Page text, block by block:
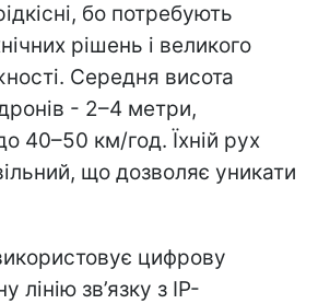
бо потребують
рішень і великого
Середня висота
- 2–4 метри,
40–50 км/год. Їхній рух
що дозволяє уникати
цифрову
лінію зв’язку з IP-